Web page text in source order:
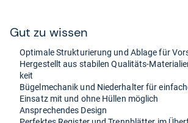
Gut zu wis­sen
Opti­male Struk­tu­rie­rung und Ablage für
Her­ge­stellt aus sta­bi­len Qua­li­täts-​
keit
Bügel­me­cha­nik und Nie­der­hal­ter für
Ein­satz mit und ohne Hül­len mög­lich
Anspre­chen­des Design